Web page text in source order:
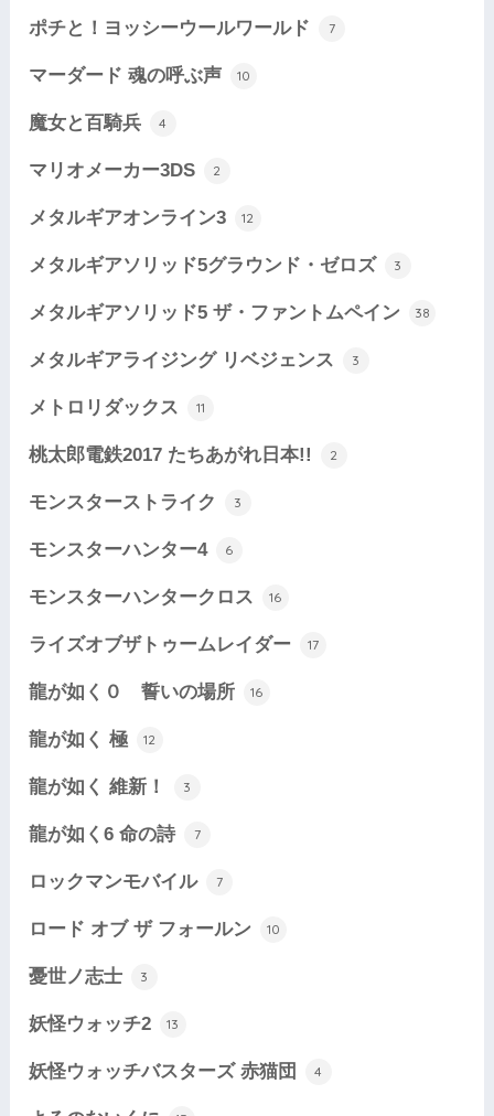
ポチと！ヨッシーウールワールド 7
マーダード 魂の呼ぶ声 10
魔女と百騎兵 4
マリオメーカー3DS 2
メタルギアオンライン3 12
メタルギアソリッド5グラウンド・ゼロズ 3
メタルギアソリッド5 ザ・ファントムペイン 38
メタルギアライジング リベジェンス 3
メトロリダックス 11
桃太郎電鉄2017 たちあがれ日本!! 2
モンスターストライク 3
モンスターハンター4 6
モンスターハンタークロス 16
ライズオブザトゥームレイダー 17
龍が如く０ 誓いの場所 16
龍が如く 極 12
龍が如く 維新！ 3
龍が如く6 命の詩 7
ロックマンモバイル 7
ロード オブ ザ フォールン 10
憂世ノ志士 3
妖怪ウォッチ2 13
妖怪ウォッチバスターズ 赤猫団 4